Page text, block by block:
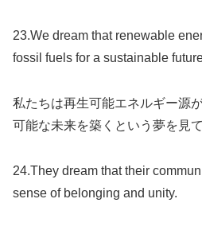
23.We dream that renewable
fossil fuels for a sustainable
私たちは再生可能エネルギー源
可能な未来を築くという夢を見て
24.They dream that their
sense of belonging and unity.